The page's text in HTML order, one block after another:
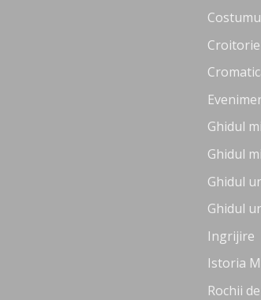
Croitorie
Ghidul
Ghidul
Ghidul
Ghidul
Ingrijire
Istoria
Rochii